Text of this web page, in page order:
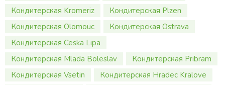
Кондитерская Kromeriz
Кондитерская Plzen
Кондитерская Olomouc
Кондитерская Ostrava
Кондитерская Ceska Lipa
Кондитерская Mlada Boleslav
Кондитерская Pribram
Кондитерская Vsetin
Кондитерская Hradec Kralove